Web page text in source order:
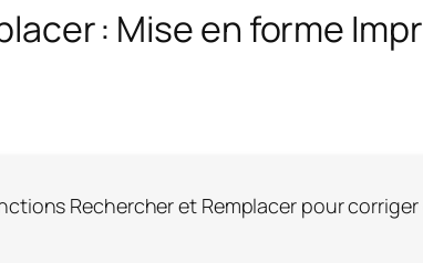
: Mise en forme
Rechercher et Remplacer pour